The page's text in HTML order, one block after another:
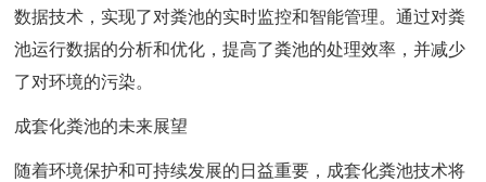
数据技术，实现了对粪池的实时监控和智能管理。通过对粪
池运行数据的分析和优化，提高了粪池的处理效率，并减少
了对环境的污染。
成套化粪池的未来展望
随着环境保护和可持续发展的日益重要，成套化粪池技术将